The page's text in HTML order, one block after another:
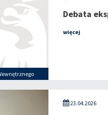
Debata
więcej
23.04.2026